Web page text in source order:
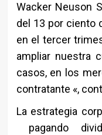
Wacker Neuson
del 13 por ciento
en el tercer
ampliar nuestra
casos, en los
contratante «,
La estrategia
pagando